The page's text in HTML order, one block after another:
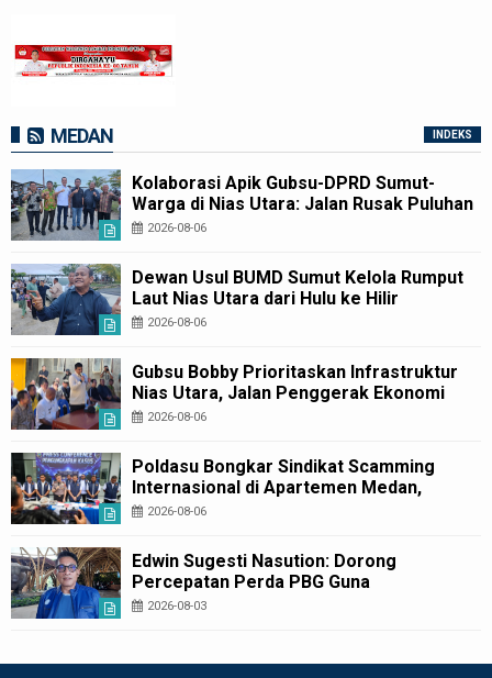
MEDAN INDEKS
Kolaborasi Apik Gubsu-DPRD Sumut-
Warga di Nias Utara: Jalan Rusak Puluhan
Tahun Akhirnya Diperbaiki
2026-08-06
Dewan Usul BUMD Sumut Kelola Rumput
Laut Nias Utara dari Hulu ke Hilir
2026-08-06
Gubsu Bobby Prioritaskan Infrastruktur
Nias Utara, Jalan Penggerak Ekonomi
Mulai Dibenahi
2026-08-06
Poldasu Bongkar Sindikat Scamming
Internasional di Apartemen Medan,
Korban Rugi Rp6,7 Miliar
2026-08-06
Edwin Sugesti Nasution: Dorong
Percepatan Perda PBG Guna
Penyederhanaan Layanan Cepat dan
2026-08-03